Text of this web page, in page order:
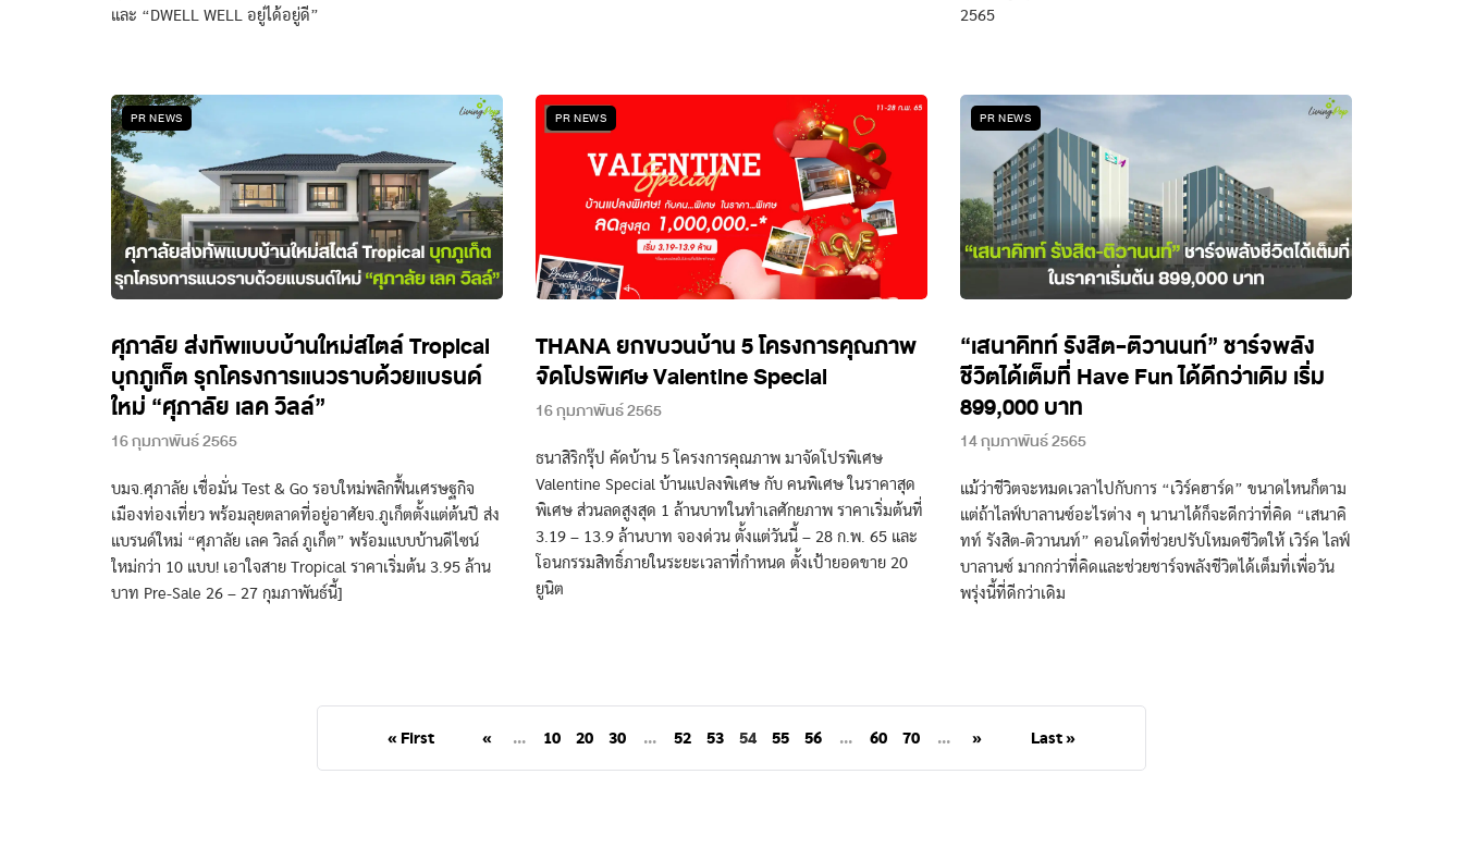
และ “DWELL WELL อยู่ได้อยู่ดี”
2565
PR NEWS
ศุภาลัย ส่งทัพแบบบ้านใหม่สไตล์ Tropical
บุกภูเก็ต รุกโครงการแนวราบด้วยแบรนด์
ใหม่ “ศุภาลัย เลค วิลล์”
16 กุมภาพันธ์ 2565
บมจ.ศุภาลัย เชื่อมั่น Test & Go รอบใหม่พลิกฟื้นเศรษฐกิจ
เมืองท่องเที่ยว พร้อมลุยตลาดที่อยู่อาศัยจ.ภูเก็ตตั้งแต่ต้นปี ส่ง
แบรนด์ใหม่ “ศุภาลัย เลค วิลล์ ภูเก็ต” พร้อมแบบบ้านดีไซน์
ใหม่กว่า 10 แบบ! เอาใจสาย Tropical ราคาเริ่มต้น 3.95 ล้าน
บาท Pre-Sale 26 – 27 กุมภาพันธ์นี้]
PR NEWS
THANA ยกขบวนบ้าน 5 โครงการคุณภาพ
จัดโปรพิเศษ Valentine Special
16 กุมภาพันธ์ 2565
ธนาสิริกรุ๊ป คัดบ้าน 5 โครงการคุณภาพ มาจัดโปรพิเศษ
Valentine Special บ้านแปลงพิเศษ กับ คนพิเศษ ในราคาสุด
พิเศษ ส่วนลดสูงสุด 1 ล้านบาทในทำเลศักยภาพ ราคาเริ่มต้นที่
3.19 – 13.9 ล้านบาท จองด่วน ตั้งแต่วันนี้ – 28 ก.พ. 65 และ
โอนกรรมสิทธิ์ภายในระยะเวลาที่กำหนด ตั้งเป้ายอดขาย 20
ยูนิต
PR NEWS
“เสนาคิทท์ รังสิต-ติวานนท์” ชาร์จพลัง
ชีวิตได้เต็มที่ Have Fun ได้ดีกว่าเดิม เริ่ม
899,000 บาท
14 กุมภาพันธ์ 2565
แม้ว่าชีวิตจะหมดเวลาไปกับการ “เวิร์คฮาร์ด” ขนาดไหนก็ตาม
แต่ถ้าไลฟ์บาลานซ์อะไรต่าง ๆ นานาได้ก็จะดีกว่าที่คิด “เสนาคิ
ทท์ รังสิต-ติวานนท์” คอนโดที่ช่วยปรับโหมดชีวิตให้ เวิร์ค ไลฟ์
บาลานซ์ มากกว่าที่คิดและช่วยชาร์จพลังชีวิตได้เต็มที่เพื่อวัน
พรุ่งนี้ที่ดีกว่าเดิม
« First « ... 10 20 30 ... 52 53 54 55 56 ... 60 70 ... » Last »